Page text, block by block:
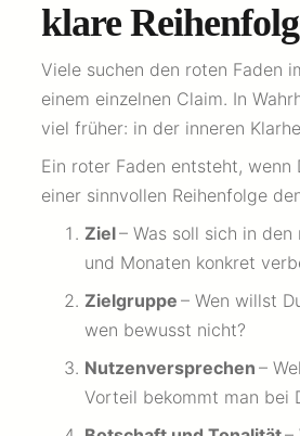
klare
Viele suchen den roten Faden
einem einzelnen Claim. In
viel früher: in der inneren
Ein roter Faden entsteht, wenn
einer sinnvollen Reihenfolge
Ziel– Was soll sich in den
und Monaten konkret
Zielgruppe – Wen willst
wen bewusst nicht?
Nutzenversprechen –
Vorteil bekommt man bei